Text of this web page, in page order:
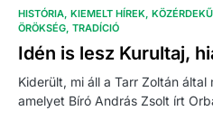
HISTÓRIA KIEMELT HÍREK
ÖRÖKSÉG TRADÍCIÓ
Idén is lesz Kurultaj,
Kiderült, mi áll a Tarr Zoltán
amelyet Bíró András Zsolt írt